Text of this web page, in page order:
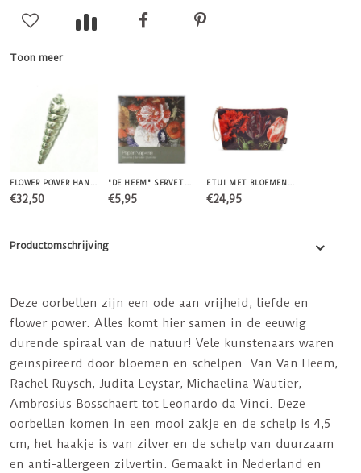
Toon meer
FLOWER POWER HANGER
€32,50
"DE HEEM" SERVETTEN
€5,95
ETUI MET BLOEMEN DE HEEM
€24,95
Productomschrijving
Deze oorbellen zijn een ode aan vrijheid, liefde en
flower power. Alles komt hier samen in de eeuwig
durende spiraal van de natuur! Vele kunstenaars waren
geïnspireerd door bloemen en schelpen. Van Van Heem,
Rachel Ruysch, Judita Leystar, Michaelina Wautier,
Ambrosius Bosschaert tot Leonardo da Vinci. Deze
oorbellen komen in een mooi zakje en de schelp is 4,5
cm, het haakje is van zilver en de schelp van duurzaam
en anti-allergeen zilvertin. Gemaakt in Nederland en